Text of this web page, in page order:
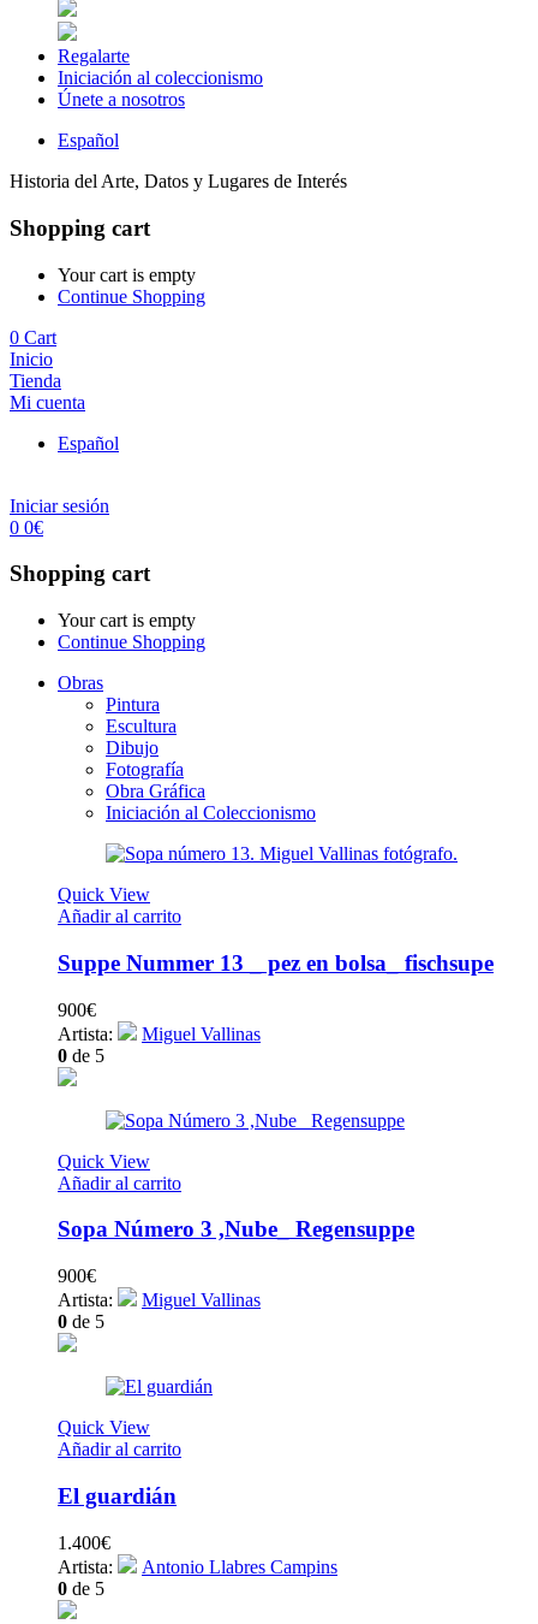
Regalarte
Iniciación al coleccionismo
Únete a nosotros
Español
Historia del Arte, Datos y Lugares de Interés
Shopping cart
Your cart is empty
Continue Shopping
0 Cart
Inicio
Tienda
Mi cuenta
Español
Iniciar sesión
0 0€
Shopping cart
Your cart is empty
Continue Shopping
Obras
Pintura
Escultura
Dibujo
Fotografía
Obra Gráfica
Iniciación al Coleccionismo
Quick View
Añadir al carrito
Suppe Nummer 13 _ pez en bolsa_ fischsupe
900€
Artista:
Miguel Vallinas
0 de 5
Quick View
Añadir al carrito
Sopa Número 3 ,Nube_ Regensuppe
900€
Artista:
Miguel Vallinas
0 de 5
Quick View
Añadir al carrito
El guardián
1.400€
Artista:
Antonio Llabres Campins
0 de 5